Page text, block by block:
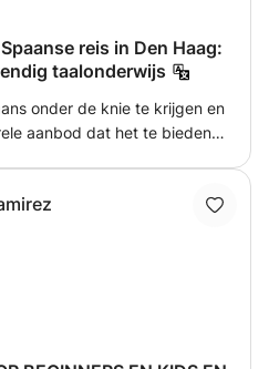
reis in Den Haag:
taalonderwijs
onder de knie te krijgen en
aanbod dat het te bieden
lessen voor alle niveaus.
docenten. Praktische focus:
leven en alledaagse
omgeving